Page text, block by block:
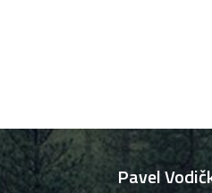
Pavel